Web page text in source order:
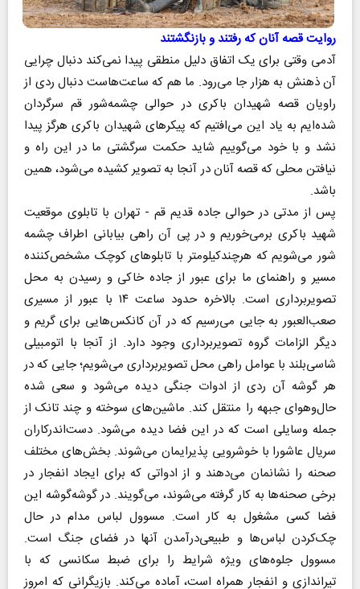
روایت قصه آنان که رفتند و بازنگشتند
آدمی وقتی برای یک اتفاق دلیل منطقی پیدا نمی‌کند دنبال چرایی
آن ذهنش به هزار جا می‌رود. ما هم که ساعت‌هاست دنبال ردی از
راویان قصه شهیدان باکری در حوالی چشمه‌شور قم سرگردان
شده‌ایم به یاد این می‌افتیم که پیکرهای شهیدان باکری هرگز پیدا
نشد و با خود می‌گوییم شاید حکمت سرگشتی ما در این راه و
نیافتن محلی که قصه آنان در آنجا به تصویر کشیده می‌شود،‌ همین
باشد.
پس از مدتی در حوالی جاده قدیم قم - تهران با تابلوی موقعیت
شهید باکری برمی‌خوریم و در پی آن راهی بیابانی اطراف چشمه
شور می‌شویم که هرچندکیلومتر با تابلوهای کوچک مشخص‌کننده
مسیر و راهنمای ما برای عبور از جاده خاکی و رسیدن به محل
تصویربرداری است. بالاخره حدود ساعت ۱۴ با عبور از مسیری
صعب‌العبور به جایی می‌رسیم که در آن کانکس‌هایی برای گریم و
دیگر الزامات گروه تصویربرداری وجود دارد. از آنجا با اتومبیلی
شاسی‌بلند با عوامل راهی محل تصویربرداری می‌شویم؛ جایی که در
هر گوشه آن ردی از ادوات جنگی دیده می‌شود و سعی شده
حال‌وهوای جبهه را منتقل کند. ماشین‌های سوخته و چند تانک از
جمله وسایلی است که در این فضا دیده می‌شود. دست‌اندرکاران
سریال عاشورا با خوشرویی پذیرایمان می‌شوند. بخش‌های مختلف
صحنه را نشانمان می‌دهند و از ادواتی که برای ایجاد انفجار در
برخی صحنه‌ها به کار گرفته می‌شوند، می‌گویند. در گوشه‌گوشه این
فضا کسی مشغول به کار است. مسوول لباس مدام در حال
چک‌کردن لباس‌ها و طبیعی‌درآمدن آنها در فضای جنگ است.
مسوول جلوه‌های ویژه شرایط را برای ضبط سکانسی که با
تیراندازی و انفجار همراه است، آماده می‌کند. بازیگرانی که امروز